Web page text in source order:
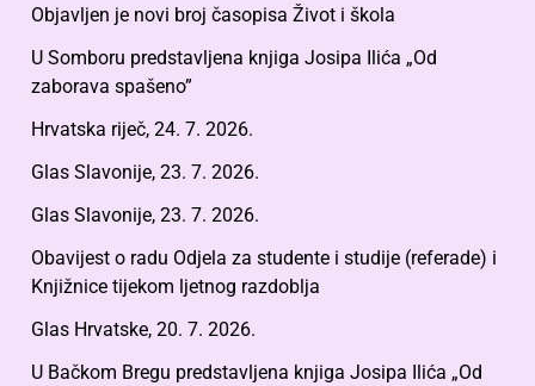
Objavljen je novi broj časopisa Život i škola
U Somboru predstavljena knjiga Josipa Ilića „Od
zaborava spašeno”
Hrvatska riječ, 24. 7. 2026.
Glas Slavonije, 23. 7. 2026.
Glas Slavonije, 23. 7. 2026.
Obavijest o radu Odjela za studente i studije (referade) i
Knjižnice tijekom ljetnog razdoblja
Glas Hrvatske, 20. 7. 2026.
U Bačkom Bregu predstavljena knjiga Josipa Ilića „Od